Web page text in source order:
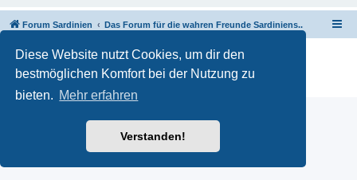
Diese Website nutzt Cookies, um dir den
bestmöglichen Komfort bei der Nutzung zu
bieten. Mehr erfahren
Verstanden!
Forum Sardinien Das Forum für die wahren Freunde Sardiniens..
Powered byphpBB® Forum Software © phpBB Limited
Deutsche Übersetzung durch
Nutzungsbedingungen